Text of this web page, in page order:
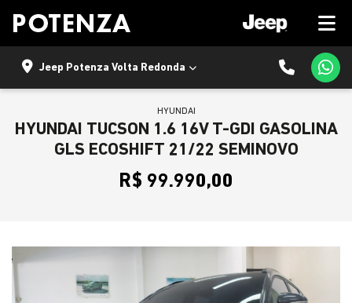
Jeep Potenza Volta Redonda
HYUNDAI
HYUNDAI TUCSON 1.6 16V T-GDI GASOLINA
GLS ECOSHIFT 21/22 SEMINOVO
R$ 99.990,00